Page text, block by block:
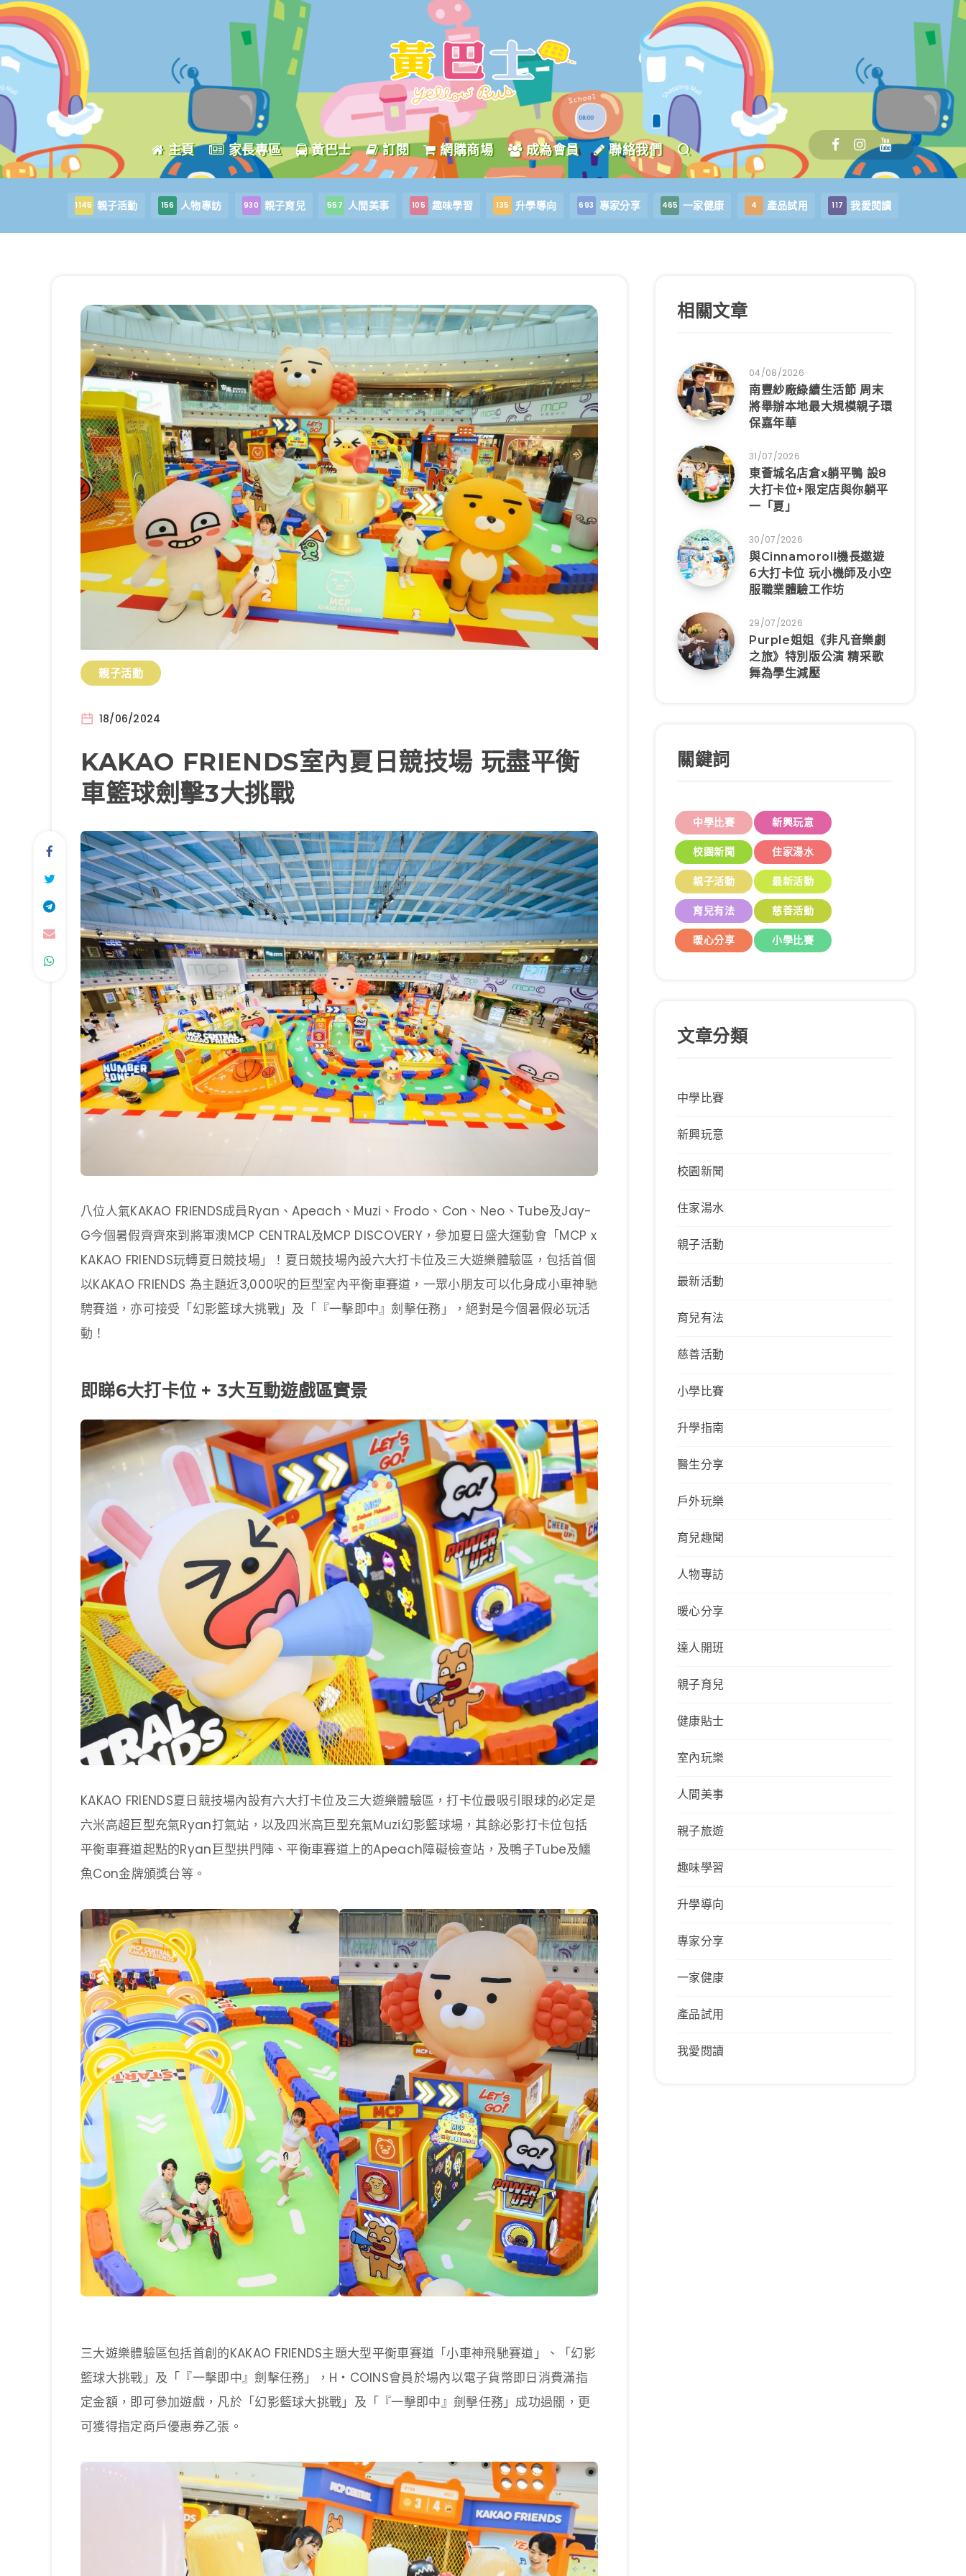
主頁 家長專區 黃巴士 訂閱 網購商場 成為會員 聯絡我們
1145 親子活動 156 人物專訪 930 親子育兒 557 人間美事 105 趣味學習 135 升學導向 693 專家分享 465 一家健康 4 產品試用 117 我愛閱讀
親子活動
18/06/2024
KAKAO FRIENDS室內夏日競技場 玩盡平衡
車籃球劍擊3大挑戰
八位人氣KAKAO FRIENDS成員Ryan、Apeach、Muzi、Frodo、Con、Neo、Tube及Jay-
G今個暑假齊齊來到將軍澳MCP CENTRAL及MCP DISCOVERY，參加夏日盛大運動會「MCP x
KAKAO FRIENDS玩轉夏日競技場」！夏日競技場內設六大打卡位及三大遊樂體驗區，包括首個
以KAKAO FRIENDS 為主題近3,000呎的巨型室內平衡車賽道，一眾小朋友可以化身成小車神馳
騁賽道，亦可接受「幻影籃球大挑戰」及「『一擊即中』劍擊任務」，絕對是今個暑假必玩活
動！
即睇6大打卡位 + 3大互動遊戲區實景
KAKAO FRIENDS夏日競技場內設有六大打卡位及三大遊樂體驗區，打卡位最吸引眼球的必定是
六米高超巨型充氣Ryan打氣站，以及四米高巨型充氣Muzi幻影籃球場，其餘必影打卡位包括
平衡車賽道起點的Ryan巨型拱門陣、平衡車賽道上的Apeach障礙檢查站，及鴨子Tube及鱷
魚Con金牌頒獎台等。
三大遊樂體驗區包括首創的KAKAO FRIENDS主題大型平衡車賽道「小車神飛馳賽道」、「幻影
籃球大挑戰」及「『一擊即中』劍擊任務」，H‧COINS會員於場內以電子貨幣即日消費滿指
定金額，即可參加遊戲，凡於「幻影籃球大挑戰」及「『一擊即中』劍擊任務」成功過關，更
可獲得指定商戶優惠券乙張。
相關文章
04/08/2026
南豐紗廠綠續生活節 周末
將舉辦本地最大規模親子環
保嘉年華
31/07/2026
東薈城名店倉x躺平鴨 設8
大打卡位+限定店與你躺平
一「夏」
30/07/2026
與Cinnamoroll機長遨遊
6大打卡位 玩小機師及小空
服職業體驗工作坊
29/07/2026
Purple姐姐《非凡音樂劇
之旅》特別版公演 精采歌
舞為學生減壓
關鍵詞
中學比賽 新興玩意
校園新聞 住家湯水
親子活動 最新活動
育兒有法 慈善活動
暖心分享 小學比賽
文章分類
中學比賽
新興玩意
校園新聞
住家湯水
親子活動
最新活動
育兒有法
慈善活動
小學比賽
升學指南
醫生分享
戶外玩樂
育兒趣聞
人物專訪
暖心分享
達人開班
親子育兒
健康貼士
室內玩樂
人間美事
親子旅遊
趣味學習
升學導向
專家分享
一家健康
產品試用
我愛閱讀